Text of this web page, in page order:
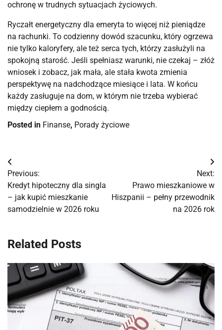
ochronę w trudnych sytuacjach życiowych.
Ryczałt energetyczny dla emeryta to więcej niż pieniądze
na rachunki. To codzienny dowód szacunku, który ogrzewa
nie tylko kaloryfery, ale też serca tych, którzy zasłużyli na
spokojną starość. Jeśli spełniasz warunki, nie czekaj – złóż
wniosek i zobacz, jak mała, ale stała kwota zmienia
perspektywę na nadchodzące miesiące i lata. W końcu
każdy zasługuje na dom, w którym nie trzeba wybierać
między ciepłem a godnością.
Posted in Finanse, Porady życiowe
Nawigacja
wpisu
Previous:
Kredyt hipoteczny dla singla
– jak kupić mieszkanie
samodzielnie w 2026 roku
Next:
Prawo mieszkaniowe w
Hiszpanii – pełny przewodnik
na 2026 rok
Related Posts